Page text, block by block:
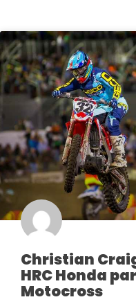
Christian
HRC Honda
Motocross